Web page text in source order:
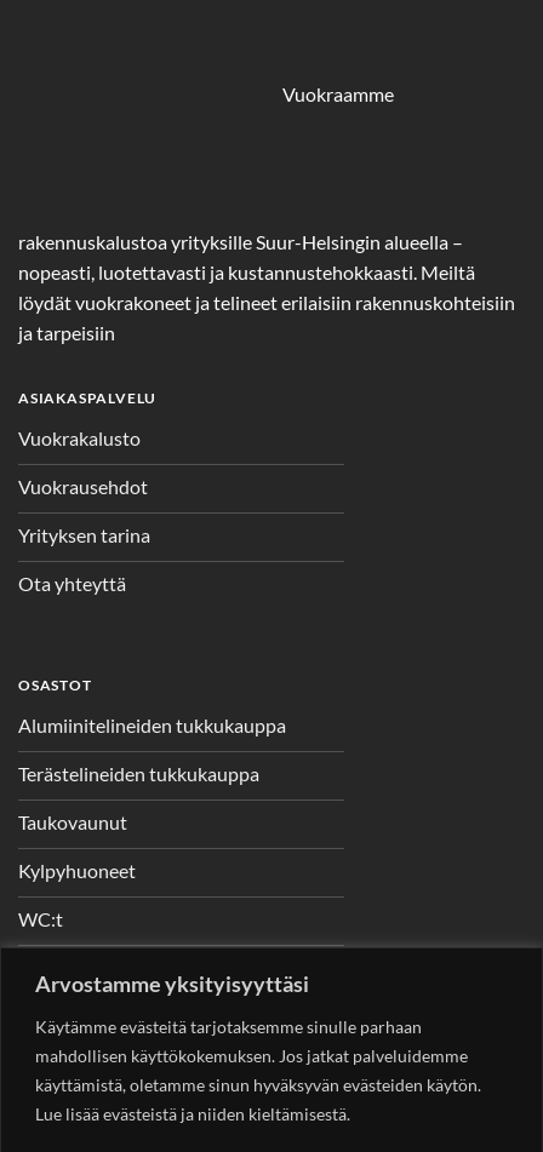
Arvostamme yksityisyyttäsi
Käytämme evästeitä tarjotaksemme sinulle parhaan
mahdollisen käyttökokemuksen. Jos jatkat palveluidemme
käyttämistä, oletamme sinun hyväksyvän evästeiden käytön.
Lue lisää evästeistä ja niiden kieltämisestä.
Vuokraamme
rakennuskalustoa yrityksille Suur-Helsingin alueella –
nopeasti, luotettavasti ja kustannustehokkaasti. Meiltä
löydät vuokrakoneet ja telineet erilaisiin rakennuskohteisiin
ja tarpeisiin
ASIAKASPALVELU
Vuokrakalusto
Vuokrausehdot
Yrityksen tarina
Ota yhteyttä
OSASTOT
Alumiinitelineiden tukkukauppa
Terästelineiden tukkukauppa
Taukovaunut
Kylpyhuoneet
WC:t
YHTEYSTIEDOT